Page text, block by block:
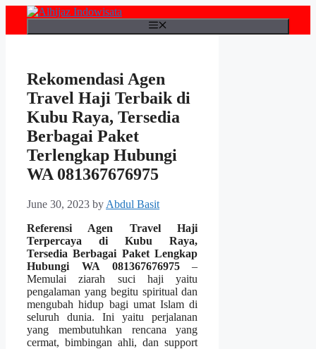
content
Rekomendasi Agen
Travel Haji Terbaik di
Kubu Raya, Tersedia
Berbagai Paket
Terlengkap Hubungi
WA 081367676975
June 30, 2023 by Abdul Basit
Referensi Agen Travel Haji
Terpercaya di Kubu Raya,
Tersedia Berbagai Paket Lengkap
Hubungi WA 081367676975–
Memulai ziarah suci haji yaitu
pengalaman yang begitu spiritual dan
mengubah hidup bagi umat Islam di
seluruh dunia. Ini yaitu perjalanan
yang membutuhkan rencana yang
cermat, bimbingan ahli, dan support